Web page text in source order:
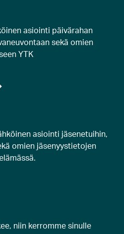
asiointi päivärahan
sekä omien
YTK
asiointi jäsenetuihin,
omien jäsenyystietojen
niin kerromme sinulle